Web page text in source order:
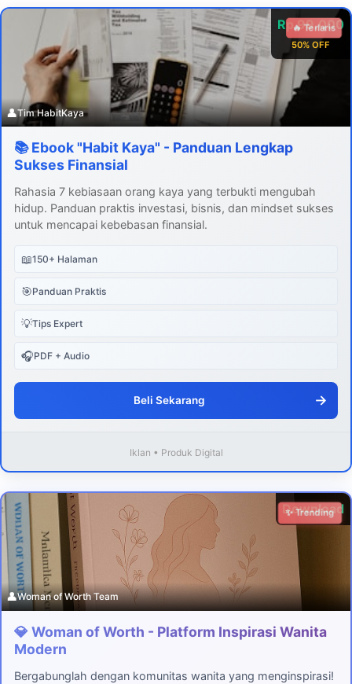
Rp 99.000
50% OFF
🔥 Terlaris
👤Tim HabitKaya
📚 Ebook "Habit Kaya" - Panduan Lengkap
Sukses Finansial
Rahasia 7 kebiasaan orang kaya yang terbukti mengubah
hidup. Panduan praktis investasi, bisnis, dan mindset sukses
untuk mencapai kebebasan finansial.
📖150+ Halaman
🎯Panduan Praktis
💡Tips Expert
🎧PDF + Audio
Beli Sekarang →
Iklan • Produk Digital
Download
✨ Trending
👤Woman of Worth Team
💎 Woman of Worth - Platform Inspirasi Wanita
Modern
Bergabunglah dengan komunitas wanita yang menginspirasi!